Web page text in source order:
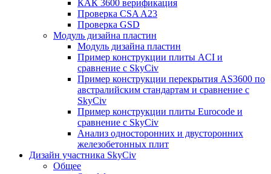
КАК 3600 верификация
Проверка CSA A23
Проверка GSD
Модуль дизайна пластин
Модуль дизайна пластин
Пример конструкции плиты ACI и
сравнение с SkyCiv
Пример конструкции перекрытия AS3600 по
австралийским стандартам и сравнение с
SkyCiv
Пример конструкции плиты Eurocode и
сравнение с SkyCiv
Анализ односторонних и двусторонних
железобетонных плит
Дизайн участника SkyCiv
Общее